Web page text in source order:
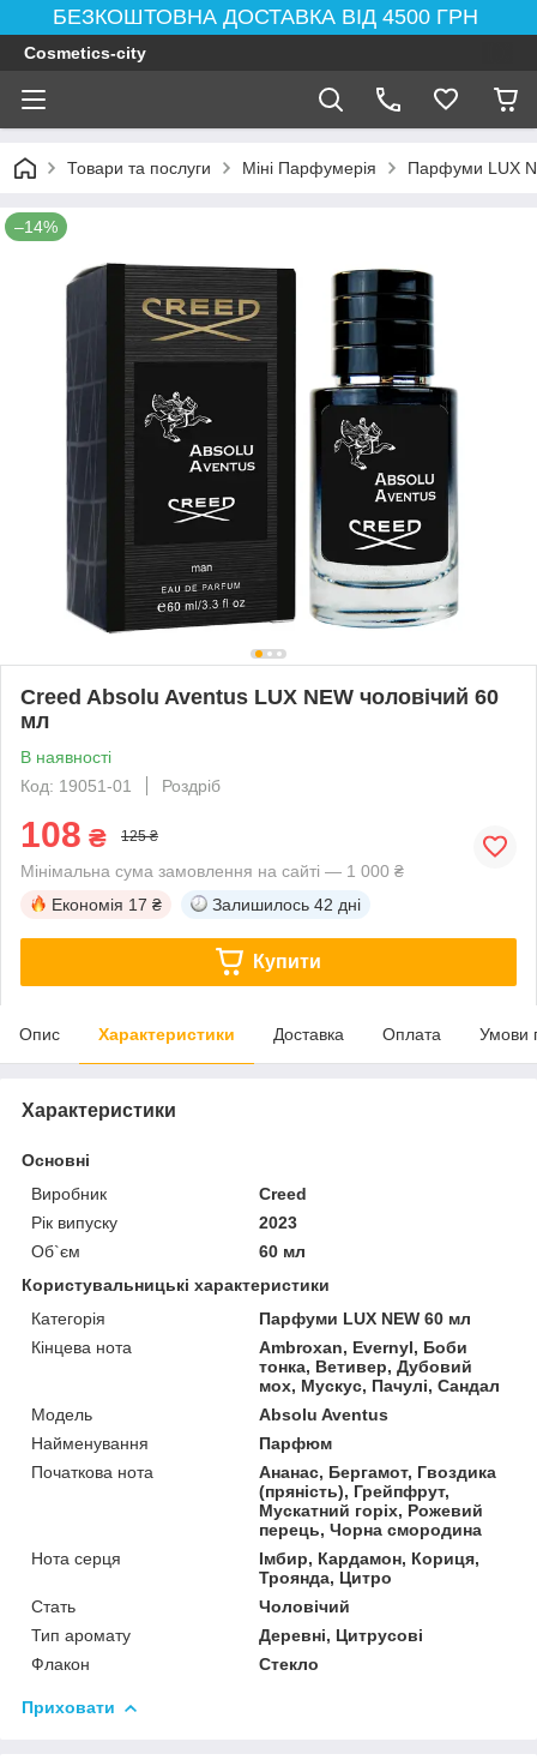
БЕЗКОШТОВНА ДОСТАВКА ВІД 4500 ГРН
Cosmetics-city
Товари та послуги Міні Парфумерія Парфуми LUX
–14%
Creed Absolu Aventus LUX NEW чоловічий 60
мл
В наявності
Код: 19051-01
Роздріб
108 ₴ 125 ₴
Мінімальна сума замовлення на сайті — 1 000 ₴
Економія 17 ₴ Залишилось 42 дні
Купити
Опис Характеристики Доставка Оплата Умови
Характеристики
Основні
Виробник
Creed
Рік випуску
2023
Об`єм
60 мл
Користувальницькі характеристики
Категорія
Парфуми LUX NEW 60 мл
Кінцева нота
Ambroxan, Evernyl, Боби
тонка, Ветивер, Дубовий
мох, Мускус, Пачулі, Сандал
Мoдель
Absolu Aventus
Найменування
Парфюм
Початкова нота
Ананас, Бергамот, Гвоздика
(пряність), Грейпфрут,
Мускатний горіх, Рожевий
перець, Чорна смородина
Нота серця
Імбир, Кардамон, Кориця,
Троянда, Цитро
Стать
Чоловічий
Тип аромату
Деревні, Цитрусові
Флакон
Стекло
Приховати